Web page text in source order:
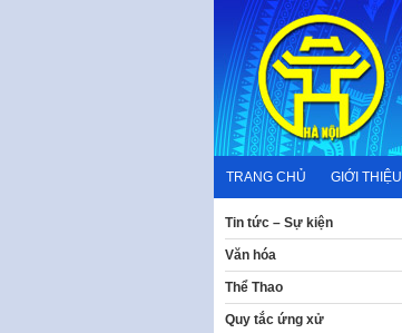
content
TRANG CHỦ GIỚI THIỆU
Tin tức – Sự kiện
Văn hóa
Thể Thao
Quy tắc ứng xử